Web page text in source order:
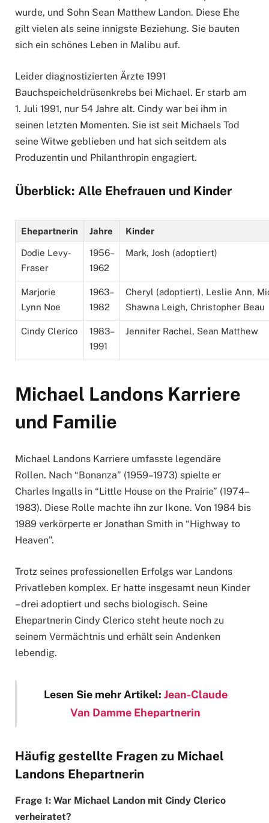
wurde, und Sohn Sean Matthew Landon. Diese Ehe
gilt vielen als seine innigste Beziehung. Sie bauten
sich ein schönes Leben in Malibu auf.
Leider diagnostizierten Ärzte 1991
Bauchspeicheldrüsenkrebs bei Michael. Er starb am
1. Juli 1991, nur 54 Jahre alt. Cindy war bei ihm in
seinen letzten Momenten. Sie ist seit Michaels Tod
seine Witwe geblieben und hat sich seitdem als
Produzentin und Philanthropin engagiert.
Überblick: Alle Ehefrauen und Kinder
Ehepartnerin Jahre Kinder
Dodie Levy-
Fraser
1956–
1962
Mark, Josh (adoptiert)
Marjorie
Lynn Noe
1963–
1982
Cheryl (adoptiert), Leslie Ann,
Shawna Leigh, Christopher Beau
Cindy Clerico
1983–
1991
Jennifer Rachel, Sean Matthew
Michael Landons Karriere
und Familie
Michael Landons Karriere umfasste legendäre
Rollen. Nach “Bonanza” (1959–1973) spielte er
Charles Ingalls in “Little House on the Prairie” (1974–
1983). Diese Rolle machte ihn zur Ikone. Von 1984 bis
1989 verkörperte er Jonathan Smith in “Highway to
Heaven”.
Trotz seines professionellen Erfolgs war Landons
Privatleben komplex. Er hatte insgesamt neun Kinder
– drei adoptiert und sechs biologisch. Seine
Ehepartnerin Cindy Clerico steht heute noch zu
seinem Vermächtnis und erhält sein Andenken
lebendig.
Lesen Sie mehr Artikel: Jean-Claude
Van Damme Ehepartnerin
Häufig gestellte Fragen zu Michael
Landons Ehepartnerin
Frage 1: War Michael Landon mit Cindy Clerico
verheiratet?